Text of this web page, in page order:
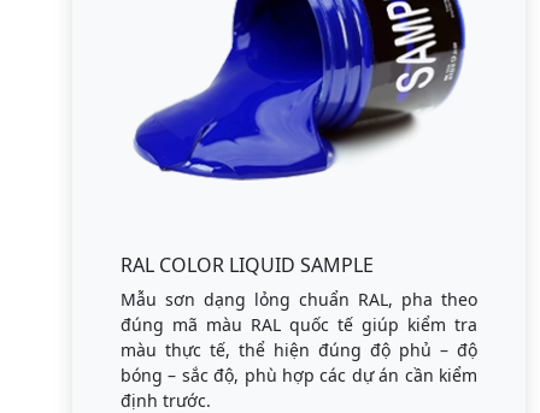
RAL COLOR LIQUID SAMPLE
Mẫu sơn dạng lỏng chuẩn RAL, pha theo
đúng mã màu RAL quốc tế giúp kiểm tra
màu thực tế, thể hiện đúng độ phủ – độ
bóng – sắc độ, phù hợp các dự án cần kiểm
định trước.